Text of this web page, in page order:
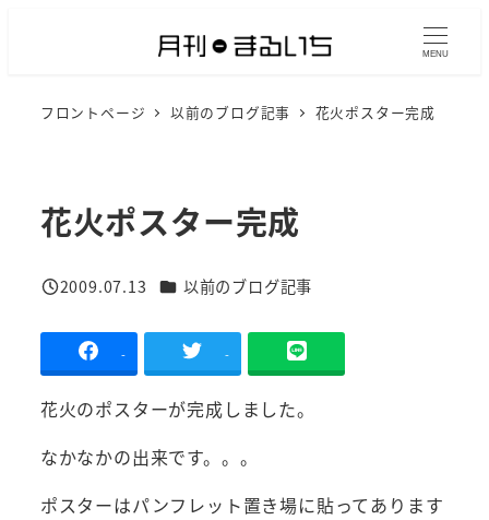
MENU
フロントページ 以前のブログ記事 花火ポスター完成
花火ポスター完成
投稿日
2009.07.13 カテゴリー
以前のブログ記事
- -
花火のポスターが完成しました。
なかなかの出来です。。。
ポスターはパンフレット置き場に貼ってあります